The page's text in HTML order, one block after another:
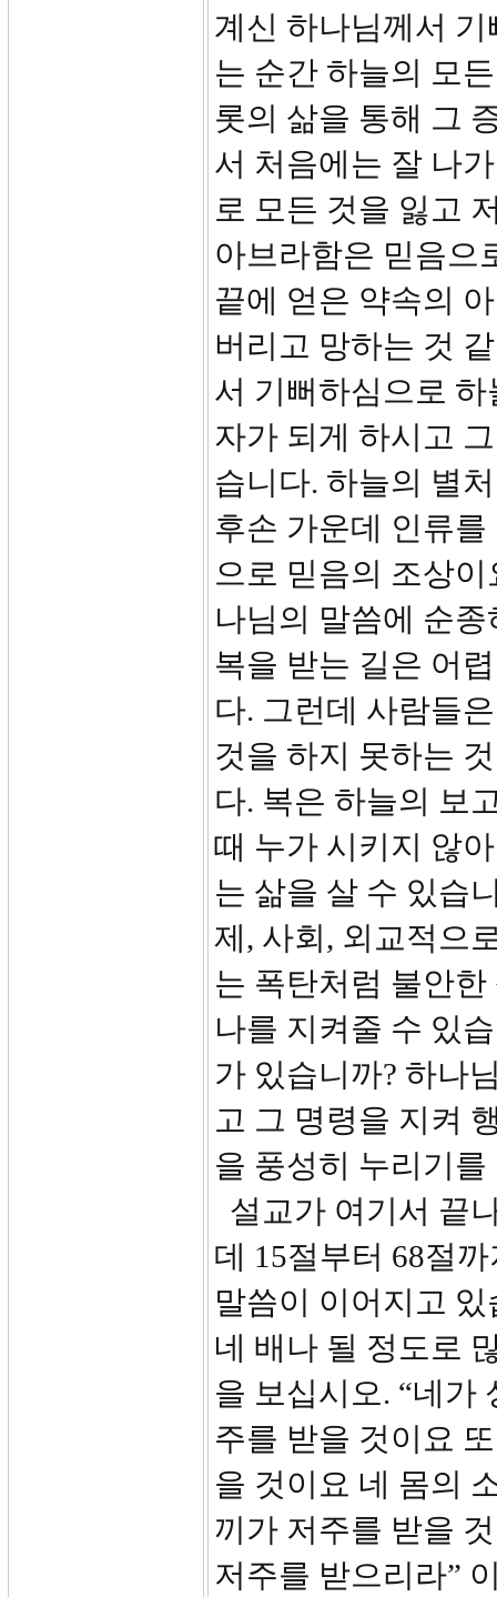
계신 하나님께서
는 순간 하늘의 모
롯의 삶을 통해 그
서 처음에는 잘 나
로 모든 것을 잃고
아브라함은 믿음으
끝에 얻은 약속의
버리고 망하는 것
서 기뻐하심으로
자가 되게 하시고
습니다. 하늘의 별
후손 가운데 인류
으로 믿음의 조상
나님의 말씀에 순
복을 받는 길은 어
다. 그런데 사람들
것을 하지 못하는
다. 복은 하늘의 보
때 누가 시키지 않
는 삶을 살 수 있습
제, 사회, 외교적으
는 폭탄처럼 불안
나를 지켜줄 수 있
가 있습니까? 하나
고 그 명령을 지켜
을 풍성히 누리기
설교가 여기서 끝
데 15절부터 68절
말씀이 이어지고
네 배나 될 정도로
을 보십시오. “네가
주를 받을 것이요
을 것이요 네 몸의
끼가 저주를 받을
저주를 받으리라”